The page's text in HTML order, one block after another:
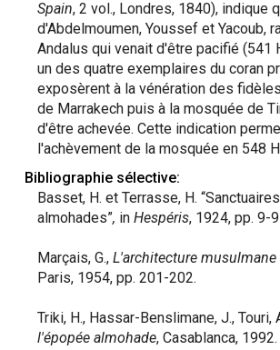
Spain, 2 vol., Londres, 1840), indique
d'Abdelmoumen, Youssef et Yacoub,
Andalus qui venait d'être pacifié (541
un des quatre exemplaires du coran
exposèrent à la vénération des
de Marrakech puis à la mosquée de
d'être achevée. Cette indication
l'achèvement de la mosquée en 548
Bibliographie sélective:
Basset, H. et Terrasse, H.
almohades”, in Hespéris, 1924, pp. 9-
Marçais, G., L'architecture musulmane
Paris, 1954, pp. 201-202.
Triki, H., Hassar-Benslimane, J., Touri,
l'épopée almohade, Casablanca, 1992.
Commerce et de l'Industrie, directeur de
cabinet du ministre du Tourisme, chargé
de mission auprès du Premier ministre et
Parallèlement, Kamal Lakhdar mène des
activités de journaliste et d'artiste peintre
– il a d'ailleurs été membre du Conseil
supérieur de la Culture.